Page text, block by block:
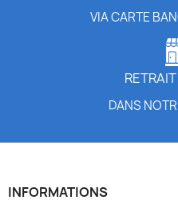
VIA CARTE
DANS
INFORMATIONS